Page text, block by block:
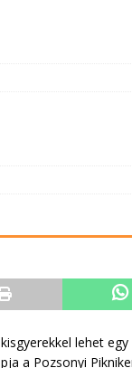
lehet
a Pozsonyi